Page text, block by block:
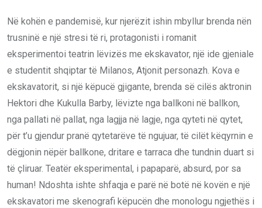
Në kohën e pandemisë, kur njerëzit ishin mbyllur brenda nën
trusninë e një stresi të ri, protagonisti i romanit
eksperimentoi teatrin lëvizës me ekskavator, një ide gjeniale
e studentit shqiptar të Milanos, Atjonit personazh. Kova e
ekskavatorit, si një këpucë gjigante, brenda së cilës aktronin
Hektori dhe Kukulla Barby, lëvizte nga ballkoni në ballkon,
nga pallati në pallat, nga lagjja në lagje, nga qyteti në qytet,
për t’u gjendur pranë qytetarëve të ngujuar, të cilët këqyrnin e
dëgjonin nëpër ballkone, dritare e tarraca dhe tundnin duart si
të çliruar. Teatër eksperimental, i papaparë, absurd, por sa
human! Ndoshta ishte shfaqja e parë në botë në kovën e një
ekskavatori me skenografi këpucën dhe monologu ngjethës i